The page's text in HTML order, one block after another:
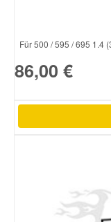
Für 500 / 595 / 695 1.4
86,00 €
Skoda
Suzuki
Vauxhall